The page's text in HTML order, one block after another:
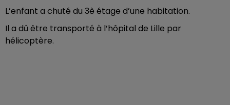
L’enfant a chuté du 3è étage d’une habitation.
Il a dû être transporté à l’hôpital de Lille par
hélicoptère.